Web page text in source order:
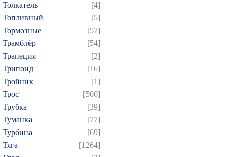
Толкатель
[4]
Топливный
[5]
Тормозные
[57]
Трамблёр
[54]
Трапеция
[2]
Трипоид
[16]
Тройник
[1]
Трос
[500]
Трубка
[39]
Туманка
[77]
Турбина
[69]
Тяга
[1264]